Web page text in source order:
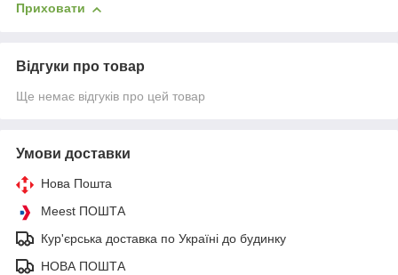
Приховати
Відгуки про товар
Ще немає відгуків про цей товар
Умови доставки
Нова Пошта
Meest ПОШТА
Кур'єрська доставка по Україні до будинку
НОВА ПОШТА